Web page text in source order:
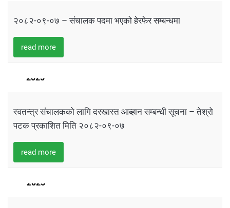
२०८२-०९-०७ – संचालक पदमा भएको हेरफेर सम्बन्धमा
read more
22
2025
स्वतन्त्र संचालकको लागि दरखास्त आब्हान सम्बन्धी सूचना – तेश्रो
पटक प्रकाशित मिति २०८२-०९-०७
read more
16
2025